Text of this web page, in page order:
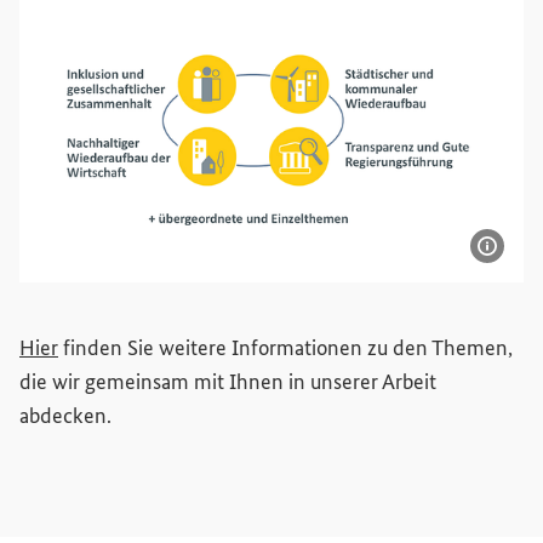
Hierfinden Sie weitere Informationen zu den Themen,
die wir gemeinsam mit Ihnen in unserer Arbeit
abdecken.